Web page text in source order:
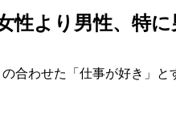
性より男性、特
の合わせた「仕事が好き」